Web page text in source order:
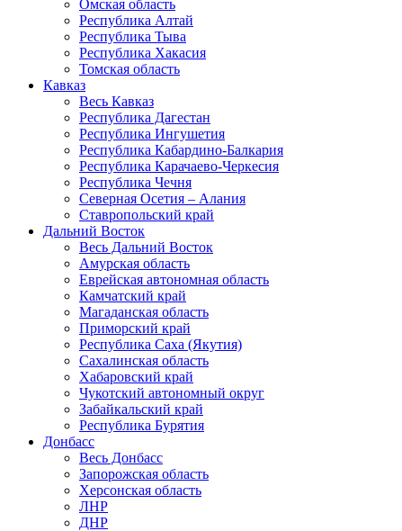
Омская область
Республика Алтай
Республика Тыва
Республика Хакасия
Томская область
Кавказ
Весь Кавказ
Республика Дагестан
Республика Ингушетия
Республика Кабардино-Балкария
Республика Карачаево-Черкесия
Республика Чечня
Северная Осетия – Алания
Ставропольский край
Дальний Восток
Весь Дальний Восток
Амурская область
Еврейская автономная область
Камчатский край
Магаданская область
Приморский край
Республика Саха (Якутия)
Сахалинская область
Хабаровский край
Чукотский автономный округ
Забайкальский край
Республика Бурятия
Донбасс
Весь Донбасс
Запорожская область
Херсонская область
ЛНР
ДНР